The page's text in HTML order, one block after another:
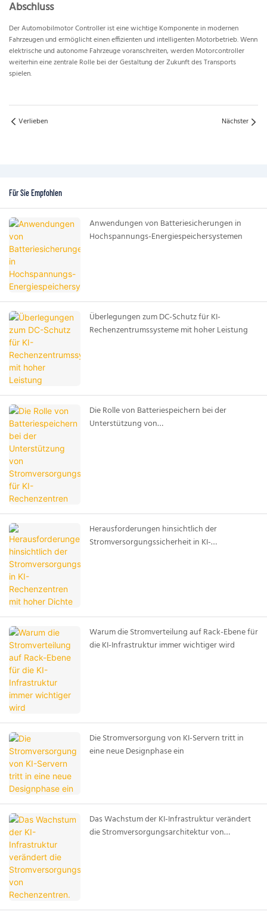
Abschluss
Der Automobilmotor Controller ist eine wichtige Komponente in modernen
Fahrzeugen und ermöglicht einen effizienten und intelligenten Motorbetrieb. Wenn
elektrische und autonome Fahrzeuge voranschreiten, werden Motorcontroller
weiterhin eine zentrale Rolle bei der Gestaltung der Zukunft des Transports
spielen.
Verlieben Nächster
Für Sie Empfohlen
Anwendungen von Batteriesicherungen in
Hochspannungs-Energiespeichersystemen
Überlegungen zum DC-Schutz für KI-
Rechenzentrumssysteme mit hoher Leistung
Die Rolle von Batteriespeichern bei der
Unterstützung von
Herausforderungen hinsichtlich der
Stromversorgungssicherheit in KI-
Warum die Stromverteilung auf Rack-Ebene für
die KI-Infrastruktur immer wichtiger wird
Die Stromversorgung von KI-Servern tritt in
eine neue Designphase ein
Das Wachstum der KI-Infrastruktur verändert
die Stromversorgungsarchitektur von